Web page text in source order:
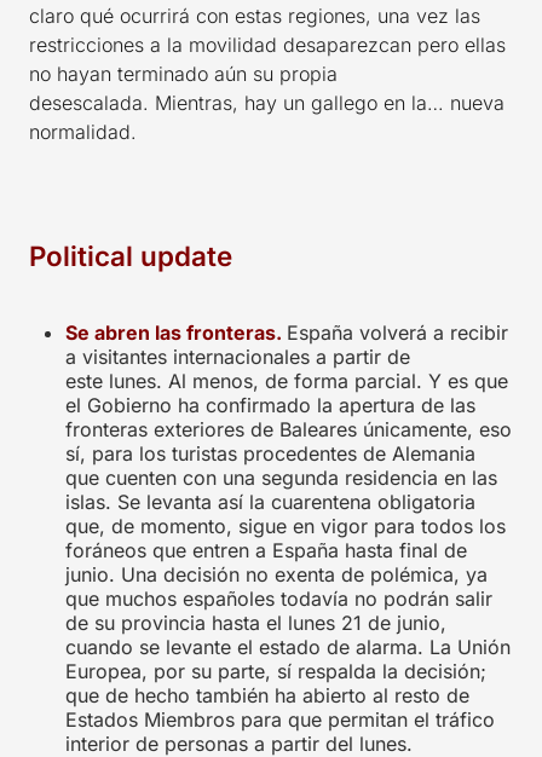
claro qué ocurrirá con estas regiones, una vez las
restricciones a la movilidad desaparezcan pero ellas
no hayan terminado aún su propia
desescalada. Mientras, hay un gallego en la… nueva
normalidad.
Political update
Se abren las fronteras. España volverá a recibir
a visitantes internacionales a partir de
este lunes. Al menos, de forma parcial. Y es que
el Gobierno ha confirmado la apertura de las
fronteras exteriores de Baleares únicamente, eso
sí, para los turistas procedentes de Alemania
que cuenten con una segunda residencia en las
islas. Se levanta así la cuarentena obligatoria
que, de momento, sigue en vigor para todos los
foráneos que entren a España hasta final de
junio. Una decisión no exenta de polémica, ya
que muchos españoles todavía no podrán salir
de su provincia hasta el lunes 21 de junio,
cuando se levante el estado de alarma. La Unión
Europea, por su parte, sí respalda la decisión;
que de hecho también ha abierto al resto de
Estados Miembros para que permitan el tráfico
interior de personas a partir del lunes.